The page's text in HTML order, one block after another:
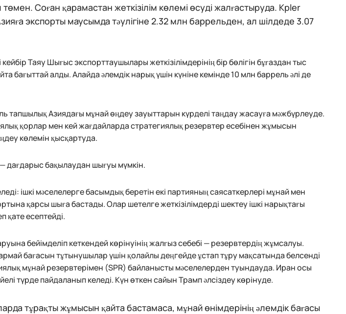
Соған қарамастан жеткізілім көлемі өсуді жалғастыруда. Kpler
экспорты маусымда тәулігіне 2.32 млн баррельден, ал шілдеде 3.07
Таяу Шығыс экспорттаушылары жеткізілімдерінің бір бөлігін бұғаздан тыс
бағыттай алды. Алайда әлемдік нарық үшін күніне кемінде 10 млн баррель әлі де
тапшылық Азиядағы мұнай өңдеу зауыттарын күрделі таңдау жасауға мәжбүрлеуде.
қорлар мен кей жағдайларда стратегиялық резервтер есебінен жұмысын
көлемін қысқартуда.
— дағдарыс бақылаудан шығуы мүмкін.
ішкі мәселелерге басымдық беретін екі партияның саясаткерлері мұнай мен
қарсы шыға бастады. Олар шетелге жеткізілімдерді шектеу ішкі нарықтағы
қате есептейді.
бейімделіп кеткендей көрінуінің жалғыз себебі — резервтердің жұмсалуы.
бағасын тұтынушылар үшін қолайлы деңгейде ұстап тұру мақсатында белсенді
мұнай резервтерімен (SPR) байланысты мәселелерден туындауда. Иран осы
түрде пайдаланып келеді. Күн өткен сайын Трамп әлсіздеу көрінуде.
тұрақты жұмысын қайта бастамаса, мұнай өнімдерінің әлемдік бағасы